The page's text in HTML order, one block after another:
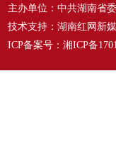
主办单位：中共湖南省
技术支持：湖南红网新
ICP备案号： 湘ICP备